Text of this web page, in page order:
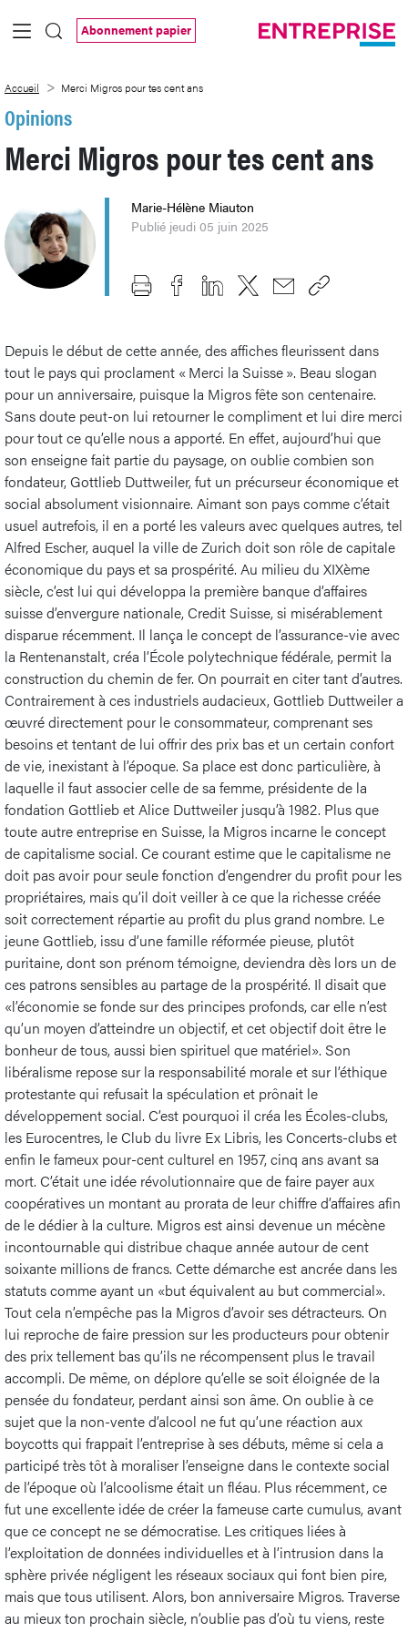
Saut au contenu principal
Abonnement papier
Accueil Merci Migros pour tes cent ans
Opinions
Merci Migros pour tes cent ans
Marie-Hélène Miauton
Publié jeudi 05 juin 2025
Depuis le début de cette année, des affiches fleurissent dans
tout le pays qui proclament « Merci la Suisse ». Beau slogan
pour un anniversaire, puisque la Migros fête son centenaire.
Sans doute peut-on lui retourner le compliment et lui dire merci
pour tout ce qu’elle nous a apporté. En effet, aujourd’hui que
son enseigne fait partie du paysage, on oublie combien son
fondateur, Gottlieb Duttweiler, fut un précurseur économique et
social absolument visionnaire. Aimant son pays comme c’était
usuel autrefois, il en a porté les valeurs avec quelques autres, tel
Alfred Escher, auquel la ville de Zurich doit son rôle de capitale
économique du pays et sa prospérité. Au milieu du XIXème
siècle, c’est lui qui développa la première banque d’affaires
suisse d’envergure nationale, Credit Suisse, si misérablement
disparue récemment. Il lança le concept de l’assurance-vie avec
la Rentenanstalt, créa l’École polytechnique fédérale, permit la
construction du chemin de fer. On pourrait en citer tant d’autres.
Contrairement à ces industriels audacieux, Gottlieb Duttweiler a
œuvré directement pour le consommateur, comprenant ses
besoins et tentant de lui offrir des prix bas et un certain confort
de vie, inexistant à l’époque. Sa place est donc particulière, à
laquelle il faut associer celle de sa femme, présidente de la
fondation Gottlieb et Alice Duttweiler jusqu’à 1982. Plus que
toute autre entreprise en Suisse, la Migros incarne le concept
de capitalisme social. Ce courant estime que le capitalisme ne
doit pas avoir pour seule fonction d’engendrer du profit pour les
propriétaires, mais qu’il doit veiller à ce que la richesse créée
soit correctement répartie au profit du plus grand nombre. Le
jeune Gottlieb, issu d’une famille réformée pieuse, plutôt
puritaine, dont son prénom témoigne, deviendra dès lors un de
ces patrons sensibles au partage de la prospérité. Il disait que
«l’économie se fonde sur des principes profonds, car elle n’est
qu’un moyen d’atteindre un objectif, et cet objectif doit être le
bonheur de tous, aussi bien spirituel que matériel». Son
libéralisme repose sur la responsabilité morale et sur l’éthique
protestante qui refusait la spéculation et prônait le
développement social. C’est pourquoi il créa les Écoles-clubs,
les Eurocentres, le Club du livre Ex Libris, les Concerts-clubs et
enfin le fameux pour-cent culturel en 1957, cinq ans avant sa
mort. C’était une idée révolutionnaire que de faire payer aux
coopératives un montant au prorata de leur chiffre d’affaires afin
de le dédier à la culture. Migros est ainsi devenue un mécène
incontournable qui distribue chaque année autour de cent
soixante millions de francs. Cette démarche est ancrée dans les
statuts comme ayant un «but équivalent au but commercial».
Tout cela n’empêche pas la Migros d’avoir ses détracteurs. On
lui reproche de faire pression sur les producteurs pour obtenir
des prix tellement bas qu’ils ne récompensent plus le travail
accompli. De même, on déplore qu’elle se soit éloignée de la
pensée du fondateur, perdant ainsi son âme. On oublie à ce
sujet que la non-vente d’alcool ne fut qu’une réaction aux
boycotts qui frappait l’entreprise à ses débuts, même si cela a
participé très tôt à moraliser l’enseigne dans le contexte social
de l’époque où l’alcoolisme était un fléau. Plus récemment, ce
fut une excellente idée de créer la fameuse carte cumulus, avant
que ce concept ne se démocratise. Les critiques liées à
l’exploitation de données individuelles et à l’intrusion dans la
sphère privée négligent les réseaux sociaux qui font bien pire,
mais que tous utilisent. Alors, bon anniversaire Migros. Traverse
au mieux ton prochain siècle, n’oublie pas d’où tu viens, reste